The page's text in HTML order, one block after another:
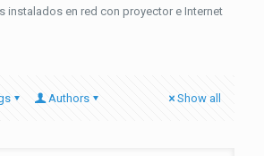
instalados en red con proyector e Internet
Authors Show all